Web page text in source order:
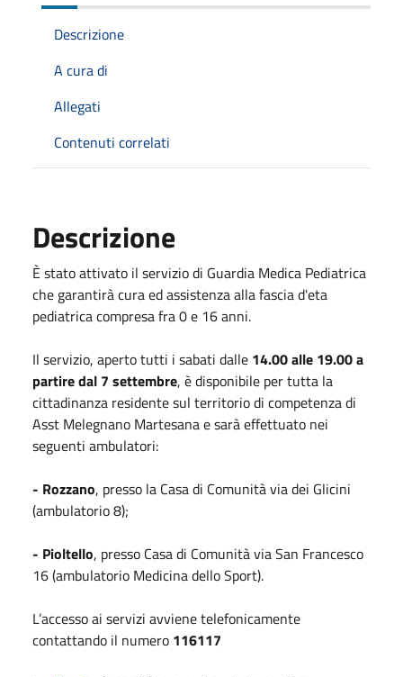
Descrizione
A cura di
Allegati
Contenuti correlati
Descrizione
È stato attivato il servizio di Guardia Medica Pediatrica
che garantirà cura ed assistenza alla fascia d'eta
pediatrica compresa fra 0 e 16 anni.
Il servizio, aperto tutti i sabati dalle 14.00 alle 19.00 a
partire dal 7 settembre, è disponibile per tutta la
cittadinanza residente sul territorio di competenza di
Asst Melegnano Martesana e sarà effettuato nei
seguenti ambulatori:
- Rozzano, presso la Casa di Comunità via dei Glicini
(ambulatorio 8);
- Pioltello, presso Casa di Comunità via San Francesco
16 (ambulatorio Medicina dello Sport).
L’accesso ai servizi avviene telefonicamente
contattando il numero 116117